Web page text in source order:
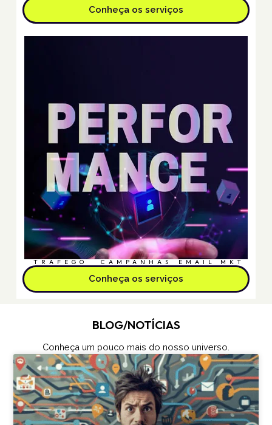
Conheça os serviços
TRÁFEGO CAMPANHAS EMAIL MKT
Conheça os serviços
BLOG/NOTÍCIAS
Conheça um pouco mais do nosso universo.